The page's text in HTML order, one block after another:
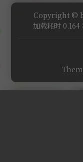
Copyright ©
加载耗时